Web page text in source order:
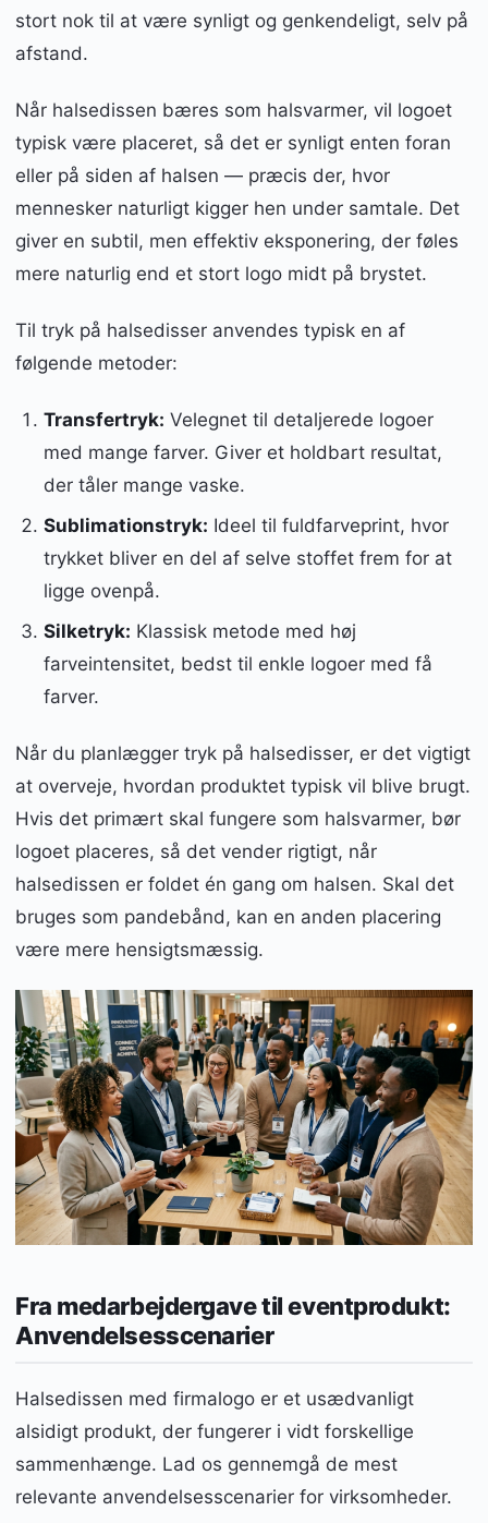
stort nok til at være synligt og genkendeligt, selv på
afstand.
Når halsedissen bæres som halsvarmer, vil logoet
typisk være placeret, så det er synligt enten foran
eller på siden af halsen — præcis der, hvor
mennesker naturligt kigger hen under samtale. Det
giver en subtil, men effektiv eksponering, der føles
mere naturlig end et stort logo midt på brystet.
Til tryk på halsedisser anvendes typisk en af
følgende metoder:
Transfertryk: Velegnet til detaljerede logoer
med mange farver. Giver et holdbart resultat,
der tåler mange vaske.
Sublimationstryk: Ideel til fuldfarveprint, hvor
trykket bliver en del af selve stoffet frem for at
ligge ovenpå.
Silketryk: Klassisk metode med høj
farveintensitet, bedst til enkle logoer med få
farver.
Når du planlægger tryk på halsedisser, er det vigtigt
at overveje, hvordan produktet typisk vil blive brugt.
Hvis det primært skal fungere som halsvarmer, bør
logoet placeres, så det vender rigtigt, når
halsedissen er foldet én gang om halsen. Skal det
bruges som pandebånd, kan en anden placering
være mere hensigtsmæssig.
Fra medarbejdergave til eventprodukt:
Anvendelsesscenarier
Halsedissen med firmalogo er et usædvanligt
alsidigt produkt, der fungerer i vidt forskellige
sammenhænge. Lad os gennemgå de mest
relevante anvendelsesscenarier for virksomheder.